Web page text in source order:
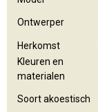
Ontwerper
Herkomst
Kleuren en
materialen
Soort akoestisch